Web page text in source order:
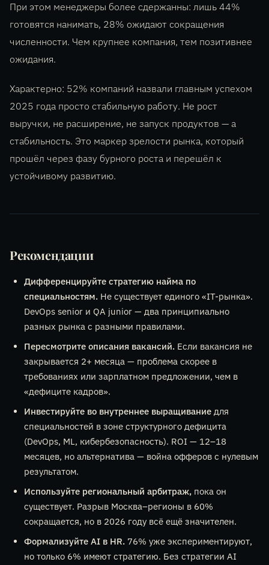
При этом менеджеры более сдержанны: лишь 44%
готовятся нанимать, 28% ожидают сокращения
численности. Чем крупнее компания, тем позитивнее
ожидания.
Характерно: 52% компаний назвали главным успехом
2025 года просто стабильную работу. Не рост
выручки, не расширение, не запуск продуктов — а
стабильность. Это маркер зрелости рынка, который
прошёл через фазу бурного роста и перешёл к
устойчивому развитию.
Рекомендации
Дифференцируйте стратегию найма по
специальностям. Не существует единого «IT-рынка».
DevOps senior и QA junior — два принципиально
разных рынка с разными правилами.
Пересмотрите описания вакансий. Если вакансия не
закрывается 2+ месяца — проблема скорее в
требованиях или зарплатном предложении, чем в
«дефиците кадров».
Инвестируйте во внутреннее выращивание для
специальностей в зоне структурного дефицита
(DevOps, ML, кибербезопасность). ROI — 12–18
месяцев, но альтернатива — война офферов с нулевым
результатом.
Используйте региональный арбитраж, пока он
существует. Разрыв Москва–регионы в 60%
сокращается, но в 2026 году всё ещё значителен.
Формализуйте AI в HR. 76% уже экспериментируют,
но только 6% имеют стратегию. Без стратегии AI